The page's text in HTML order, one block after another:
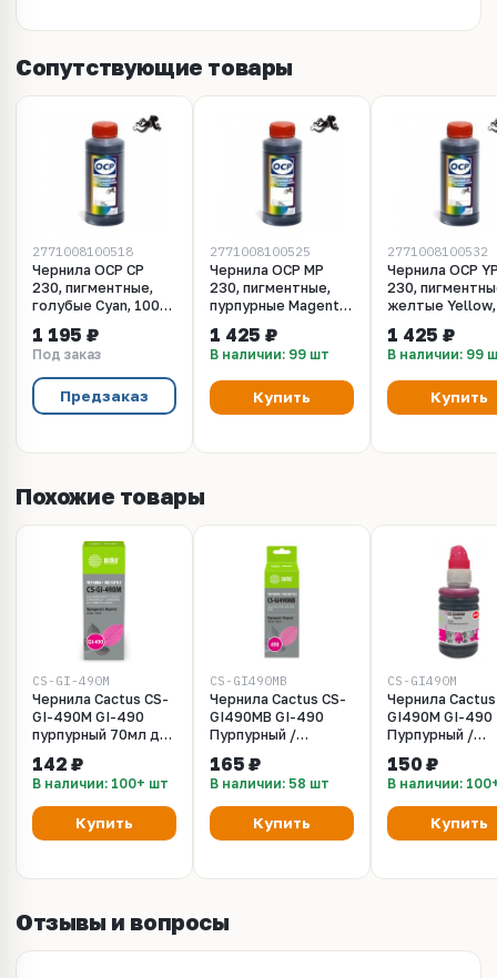
Сопутствующие товары
2771008100518
Чернила OCP CP
230, пигментные,
голубые Cyan, 100
1 195 ₽
Под заказ
Предзаказ
2771008100525
Чернила OCP MP
230, пигментные,
пурпурные Magenta,
1 425 ₽
В наличии: 99 шт
Купить
2771008100532
Чернила OCP
230,
желтые
1 425 ₽
В наличии: 99
Купить
Похожие товары
CS-GI-490M
Чернила Cactus CS-
GI-490M GI-490
пурпурный 70мл для
G1410, G1411,
G2400, G2410,
G2411, G3400,
G3410, G3411,
G4400, G4410,
142 ₽
В наличии: 100+ шт
Купить
CS-GI490MB
Чернила Cactus CS-
GI490MB GI-490
Пурпурный /
Canon Pixma G1400,
G2400, G3400
165 ₽
В наличии: 58 шт
Купить
CS-GI490M
Чернила
GI490M GI-490
Пурпурный /
Canon Pixma
G2400, G3400
150 ₽
В наличии:
Купить
Отзывы и вопросы